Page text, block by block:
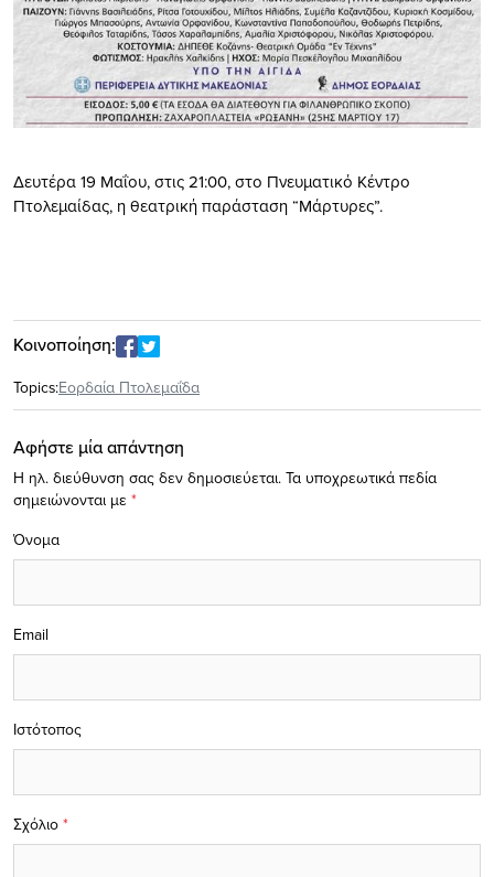
Δευτέρα 19 Μαΐου, στις 21:00, στο Πνευματικό Κέντρο
Πτολεμαίδας, η θεατρική παράσταση “Μάρτυρες”.
Κοινοποίηση:
Topics:Εορδαία Πτολεμαΐδα
Αφήστε μία απάντηση
Η ηλ. διεύθυνση σας δεν δημοσιεύεται. Τα υποχρεωτικά πεδία
σημειώνονται με *
Σχόλιο *
Όνομα
Email
Ιστότοπος